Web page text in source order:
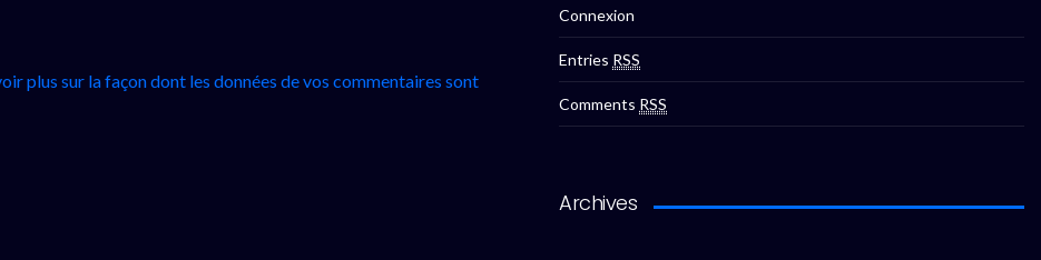
plus sur la façon dont les données de vos commentaires sont
Connexion
Entries RSS
Comments RSS
Archives